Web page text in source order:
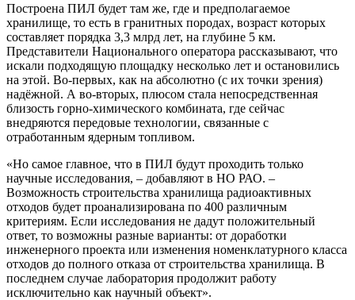
Построена ПИЛ будет там же, где и предполагаемое
хранилище, то есть в гранитных породах, возраст которых
составляет порядка 3,3 млрд лет, на глубине 5 км.
Представители Национального оператора рассказывают, что
искали подходящую площадку несколько лет и остановились
на этой. Во-первых, как на абсолютно (с их точки зрения)
надёжной. А во-вторых, плюсом стала непосредственная
близость горно-химического комбината, где сейчас
внедряются передовые технологии, связанные с
отработанным ядерным топливом.
«Но самое главное, что в ПИЛ будут проходить только
научные исследования, – добавляют в НО РАО. –
Возможность строительства хранилища радиоактивных
отходов будет проанализирована по 400 различным
критериям. Если исследования не дадут положительный
ответ, то возможны разные варианты: от доработки
инженерного проекта или изменения номенклатурного класса
отходов до полного отказа от строительства хранилища. В
последнем случае лаборатория продолжит работу
исключительно как научный объект».